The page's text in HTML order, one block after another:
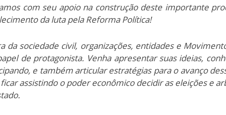
com seu apoio na construção deste importante
da luta pela Reforma Política!
da sociedade civil, organizações, entidades e
de protagonista. Venha apresentar suas ideias,
e também articular estratégias para o avanço
assistindo o poder econômico decidir as eleições e